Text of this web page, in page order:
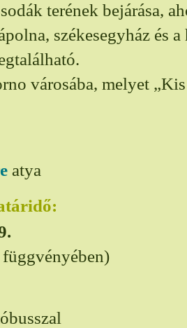
terének bejárása,
székesegyház és
városába, melyet
atya